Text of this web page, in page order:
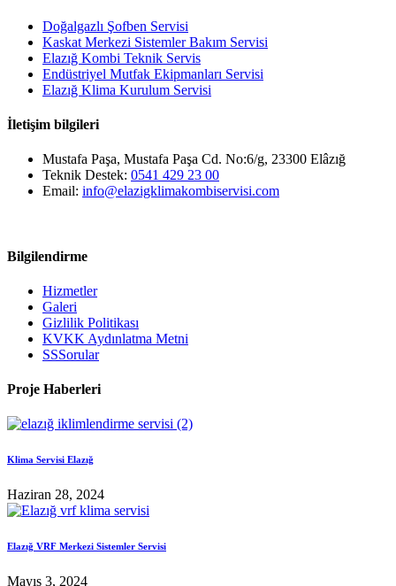
Doğalgazlı Şofben Servisi
Kaskat Merkezi Sistemler Bakım Servisi
Elazığ Kombi Teknik Servis
Endüstriyel Mutfak Ekipmanları Servisi
Elazığ Klima Kurulum Servisi
İletişim bilgileri
Mustafa Paşa, Mustafa Paşa Cd. No:6/g, 23300 Elâzığ
Teknik Destek: 0541 429 23 00
Email: info@elazigklimakombiservisi.com
Bilgilendirme
Hizmetler
Galeri
Gizlilik Politikası
KVKK Aydınlatma Metni
SSSorular
Proje Haberleri
Klima Servisi Elazığ
Haziran 28, 2024
Elazığ VRF Merkezi Sistemler Servisi
Mayıs 3, 2024